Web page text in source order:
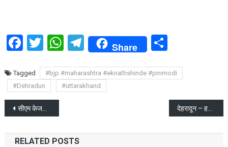
Facebook
Twitter
WhatsApp
Telegram
Share Share
Tagged
#bjp #maharashtra #eknathshinde #pmmodi
#Dehradun
#uttarakhand
Post
navigation
सीएम केजरीवाल को लेकर दिल्ली हाई कोर्ट में आज सुनवाई देहरादून – हरिद्वार हाईवे पर आपस में भिड़े वाहन, तीन की मृत्यु व 6 घायल
RELATED POSTS